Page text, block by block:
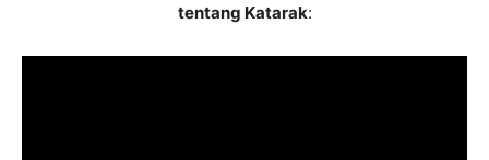
tentang Katarak: